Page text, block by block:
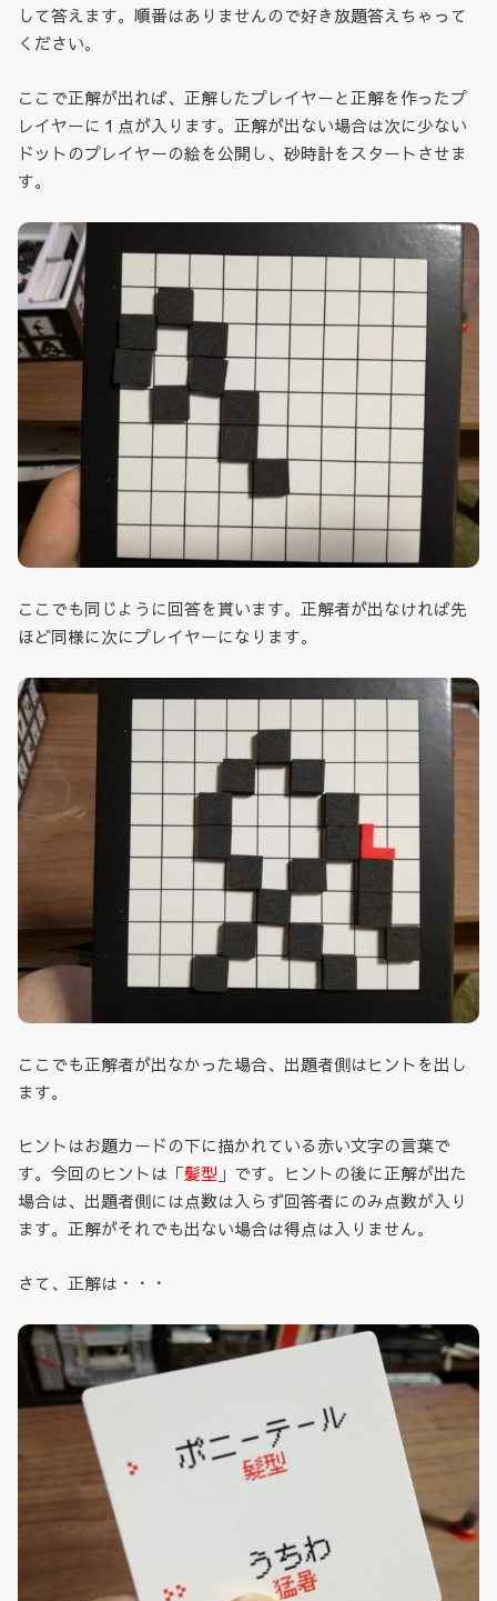
して答えます。順番はありませんので好き放題答えちゃって
ください。
ここで正解が出れば、正解したプレイヤーと正解を作ったプ
レイヤーに１点が入ります。正解が出ない場合は次に少ない
ドットのプレイヤーの絵を公開し、砂時計をスタートさせま
す。
ここでも同じように回答を貰います。正解者が出なければ先
ほど同様に次にプレイヤーになります。
ここでも正解者が出なかった場合、出題者側はヒントを出し
ます。
ヒントはお題カードの下に描かれている赤い文字の言葉で
す。今回のヒントは「髪型 」です。ヒントの後に正解が出た
場合は、出題者側には点数は入らず回答者にのみ点数が入り
ます。正解がそれでも出ない場合は得点は入りません。
さて、正解は・・・